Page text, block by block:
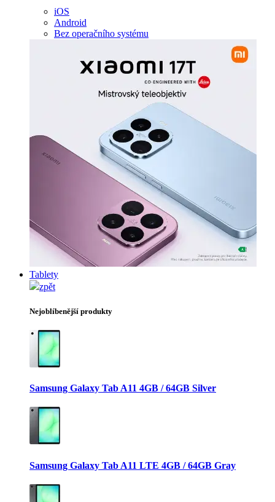
iOS
Android
Bez operačního systému
Tablety
zpět
Nejoblíbenější produkty
Samsung Galaxy Tab A11 4GB / 64GB Silver
Samsung Galaxy Tab A11 LTE 4GB / 64GB Gray